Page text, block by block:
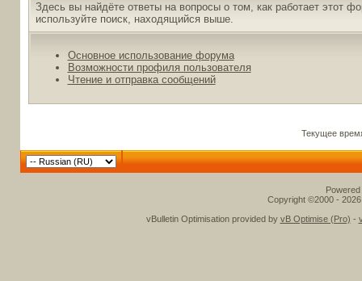
Здесь вы найдёте ответы на вопросы о том, как работает этот
используйте поиск, находящийся выше.
Основное использование форума
Возможности профиля пользователя
Чтение и отправка сообщений
Текущее
Copyright ©2000 -
vBulletin Optimisation provided by vB Optimise (Pro) -